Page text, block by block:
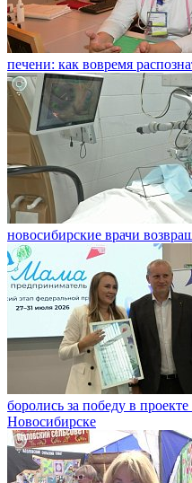
печени: как вовремя
новосибирские врачи
боролись за победу в
Новосибирске